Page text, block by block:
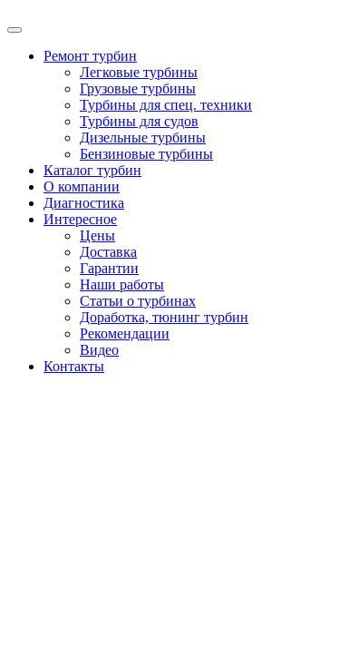
Ремонт турбин
Легковые турбины
Грузовые турбины
Турбины для спец. техники
Турбины для судов
Дизельные турбины
Бензиновые турбины
Каталог турбин
О компании
Диагностика
Интересное
Цены
Доставка
Гарантии
Наши работы
Статьи о турбинах
Доработка, тюнинг турбин
Рекомендации
Видео
Контакты